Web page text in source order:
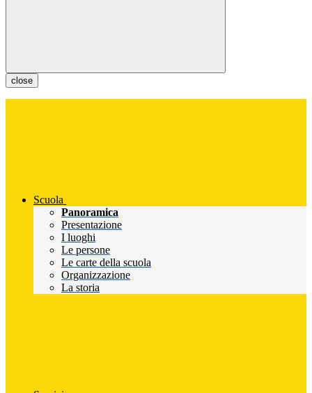
close
Scuola
Panoramica
Presentazione
I luoghi
Le persone
Le carte della scuola
Organizzazione
La storia